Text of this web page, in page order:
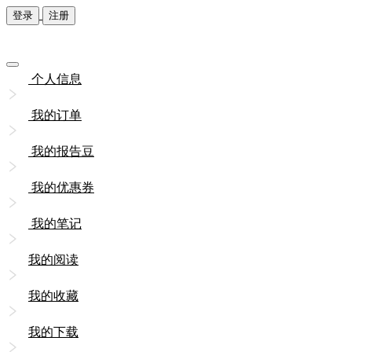
登录 注册
个人信息
我的订单
我的报告豆
我的优惠券
我的笔记
我的阅读
我的收藏
我的下载